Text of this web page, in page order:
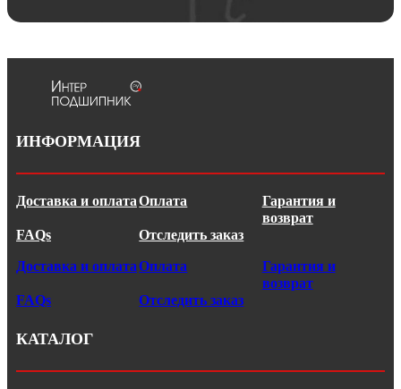
ИНФОРМАЦИЯ
Доставка и оплатаОплата
Гарантия и
возврат
FAQs
Отследить заказ
Доставка и оплатаОплата
Гарантия и
возврат
FAQs
Отследить заказ
КАТАЛОГ